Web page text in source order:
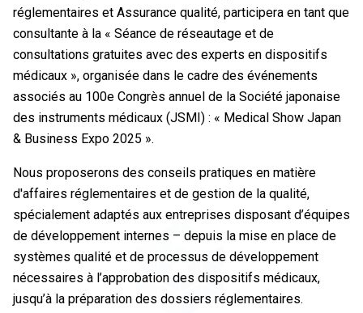
réglementaires et Assurance qualité, participera en tant que
consultante à la « Séance de réseautage et de
consultations gratuites avec des experts en dispositifs
médicaux », organisée dans le cadre des événements
associés au 100e Congrès annuel de la Société japonaise
des instruments médicaux (JSMI) : « Medical Show Japan
& Business Expo 2025 ».
Nous proposerons des conseils pratiques en matière
d'affaires réglementaires et de gestion de la qualité,
spécialement adaptés aux entreprises disposant d’équipes
de développement internes – depuis la mise en place de
systèmes qualité et de processus de développement
nécessaires à l’approbation des dispositifs médicaux,
jusqu’à la préparation des dossiers réglementaires.